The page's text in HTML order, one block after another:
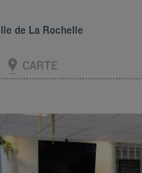
de La Rochelle
CARTE